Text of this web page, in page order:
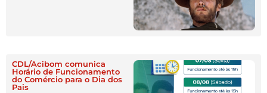
CDL/Acibom comunica
Horário de Funcionamento
do Comércio para o Dia dos
Pais